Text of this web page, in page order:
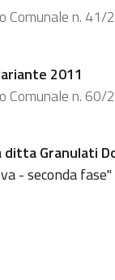
Comunale n. 41/
2011
Comunale n. 60/
ditta Granulati
- seconda fase"